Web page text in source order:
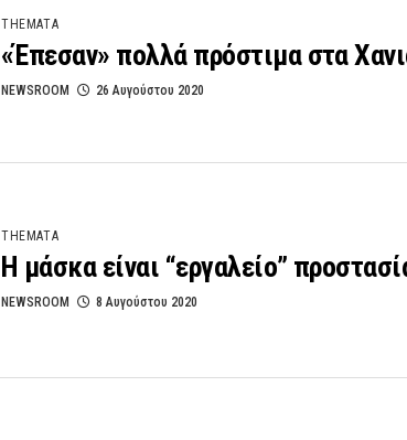
THEMATA
«Έπεσαν» πολλά πρόστιμα στα
NEWSROOM 26 Αυγούστου 2020
THEMATA
Η μάσκα είναι “εργαλείο”
NEWSROOM 8 Αυγούστου 2020